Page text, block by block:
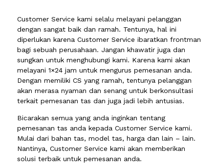
Customer Service kami selalu melayani pelanggan
dengan sangat baik dan ramah. Tentunya, hal ini
diperlukan karena Customer Service ibaratkan frontman
bagi sebuah perusahaan. Jangan khawatir juga dan
sungkan untuk menghubungi kami. Karena kami akan
melayani 1×24 jam untuk mengurus pemesanan anda.
Dengan memiliki CS yang ramah, tentunya pelanggan
akan merasa nyaman dan senang untuk berkonsultasi
terkait pemesanan tas dan juga jadi lebih antusias.
Bicarakan semua yang anda inginkan tentang
pemesanan tas anda kepada Customer Service kami.
Mulai dari bahan tas, model tas, harga dan lain – lain.
Nantinya, Customer Service kami akan memberikan
solusi terbaik untuk pemesanan anda.